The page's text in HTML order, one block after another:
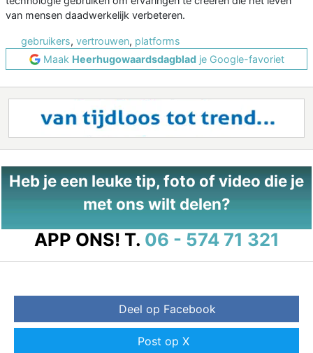
van mensen daadwerkelijk verbeteren.
gebruikers, vertrouwen, platforms
Maak Heerhugowaardsdagbladje Google-favoriet
Heb je een leuke tip, foto of video die je
met ons wilt delen?
APP ONS! T. 06 - 574 71 321
Deel op Facebook
Post op X